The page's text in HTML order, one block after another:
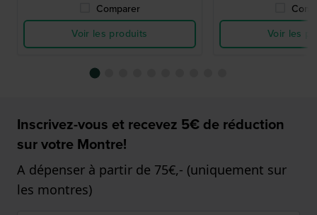
Comparer
Voir les produits
Voir les
Inscrivez-vous et recevez 5€ de réduction
sur votre Montre!
A dépenser à partir de 75€,- (uniquement sur
les montres)